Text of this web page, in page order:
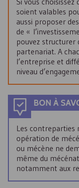
soient valables
aussi proposer
de «
pouvez structurer
partenariat. A
l’entreprise et
niveau
BON À
Les contreparties
opération de
ou mécène ne
même du
notamment aux